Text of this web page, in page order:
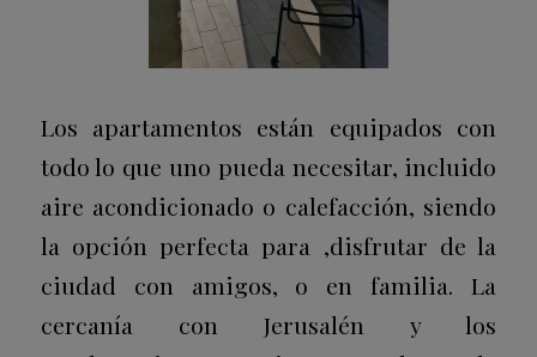
Los apartamentos están equipados con
todo lo que uno pueda necesitar, incluido
aire acondicionado o calefacción, siendo
la opción perfecta para ,disfrutar de la
ciudad con amigos, o en familia. La
cercanía con Jerusalén y los